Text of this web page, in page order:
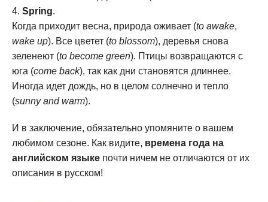
Spring.
Когда приходит весна, природа оживает (to awake,
wake up). Все цветет (to blossom), деревья снова
зеленеют (to become green). Птицы возвращаются с
юга (come back), так как дни становятся длиннее.
Иногда идет дождь, но в целом солнечно и тепло
(sunny and warm).
И в заключение, обязательно упомяните о вашем
любимом сезоне. Как видите, времена года на
английском языке почти ничем не отличаются от их
описания в русском!